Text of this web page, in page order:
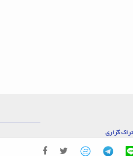
گزاری